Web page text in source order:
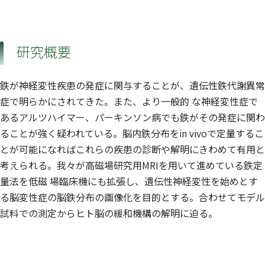
研究概要
鉄が神経変性疾患の発症に関与することが、遺伝性鉄代謝異常
症で明らかにされてきた。また、より一般的 な神経変性症で
あるアルツハイマー、パーキンソン病でも鉄がその発症に関わ
ることが強く疑われている。脳内鉄分布をin vivoで定量するこ
とが可能になればこれらの疾患の診断や解明にきわめて有用と
考えられる。我々が高磁場研究用MRIを用いて進めている鉄定
量法を低磁 場臨床機にも拡張し、遺伝性神経変性を始めとす
る脳変性症の脳鉄分布の画像化を目的とする。合わせてモデル
試料での測定からヒト脳の緩和機構の解明に迫る。